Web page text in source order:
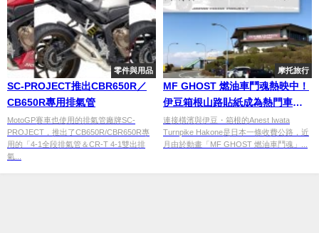
零件與用品
SC-PROJECT推出CBR650R／
CB650R專用排氣管
MotoGP賽車也使用的排氣管廠牌SC-
PROJECT，推出了CB650R/CBR650R專
用的「4-1全段排氣管＆CR-T 4-1雙出排
氣...
摩托旅行
MF GHOST 燃油車鬥魂熱映中！
伊豆箱根山路貼紙成為熱門車聚
象徵
連接橫濱與伊豆・箱根的Anest Iwata
Turnpike Hakone是日本一條收費公路，近
月由於動畫「MF GHOST 燃油車鬥魂」...